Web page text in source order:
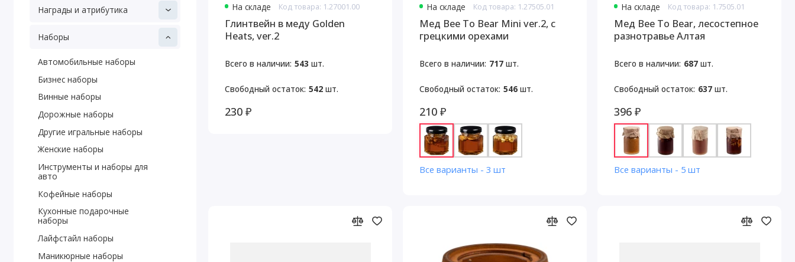
Награды и атрибутика
Наборы
Автомобильные наборы
Бизнес наборы
Винные наборы
Дорожные наборы
Другие игральные наборы
Женские наборы
Инструменты и наборы для
авто
Кофейные наборы
Кухонные подарочные
наборы
Лайфстайл наборы
Маникюрные наборы
На складе Код товара: 1.27001.00
Глинтвейн в меду Golden
Heats, ver.2
Всего в наличии: 543 шт.
Свободный остаток: 542шт.
230 ₽
На складе Код товара: 1.27505.01
Мед Bee To Bear Mini ver.2, с
грецкими орехами
Всего в наличии: 717шт.
Свободный остаток: 546шт.
210 ₽
Все варианты - 3 шт
На складе Код товара: 1.7505.01
Мед Bee To Bear, лесостепное
разнотравье Алтая
Всего в наличии: 687шт.
Свободный остаток: 637шт.
396 ₽
Все варианты - 5 шт